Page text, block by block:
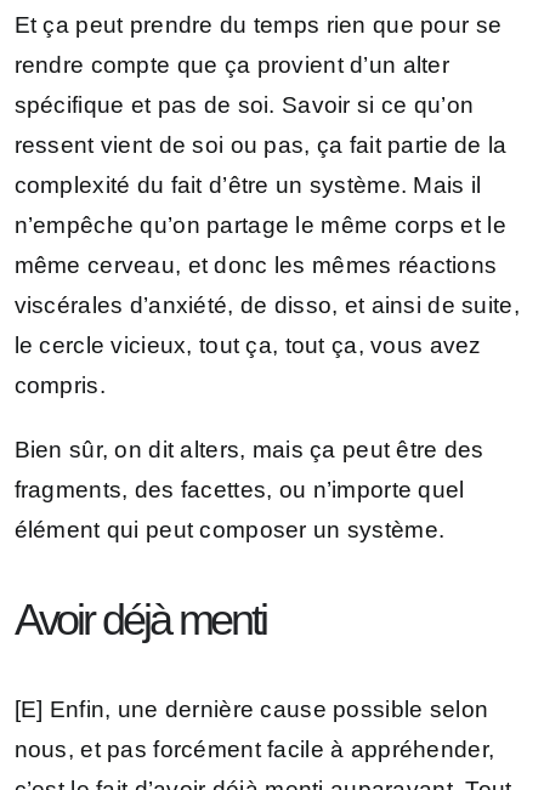
Et ça peut prendre du temps rien que pour se
rendre compte que ça provient d’un alter
spécifique et pas de soi. Savoir si ce qu’on
ressent vient de soi ou pas, ça fait partie de la
complexité du fait d’être un système. Mais il
n’empêche qu’on partage le même corps et le
même cerveau, et donc les mêmes réactions
viscérales d’anxiété, de disso, et ainsi de suite,
le cercle vicieux, tout ça, tout ça, vous avez
compris.
Bien sûr, on dit alters, mais ça peut être des
fragments, des facettes, ou n’importe quel
élément qui peut composer un système.
Avoir déjà menti
[E] Enfin, une dernière cause possible selon
nous, et pas forcément facile à appréhender,